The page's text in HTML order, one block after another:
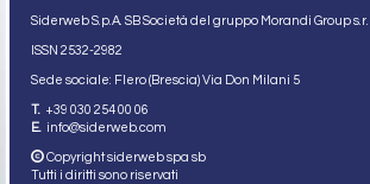
Siderweb S.p.A. SB Società del gruppo Morandi Group s.r.l.
ISSN 2532-2982
Sede sociale: Flero (Brescia) Via Don Milani 5
T. +39 030 254 00 06
E. info@siderweb.com
Copyright siderweb spa sb
Tutti i diritti sono riservati